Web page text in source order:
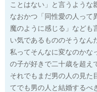
ことはない」と言うような
なおかつ「同性愛の人って
魔のように感じる」なども
い気であるもののそうなん
私ってそんなに変なのかな
の子が好きで二十歳を超え
それでもまだ男の人の見た
てでも男の人と結婚するべ